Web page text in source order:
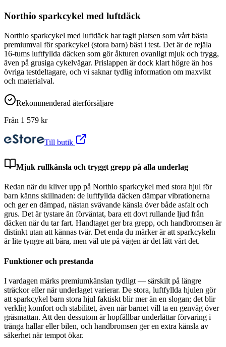
Northio sparkcykel med luftdäck
Northio sparkcykel med luftdäck har tagit platsen som vårt bästa
premiumval för sparkcykel (stora barn) bäst i test. Det är de rejäla
16-tums luftfyllda däcken som gör åkturen ovanligt mjuk och trygg,
även på grusiga cykelvägar. Prislappen är dock klart högre än hos
övriga testdeltagare, och vi saknar tydlig information om maxvikt
och materialval.
Rekommenderad återförsäljare
Från 1 579 kr
Till butik
Mjuk rullkänsla och tryggt grepp på alla underlag
Redan när du kliver upp på Northio sparkcykel med stora hjul för
barn känns skillnaden: de luftfyllda däcken dämpar vibrationerna
och ger en dämpad, nästan svävande känsla över både asfalt och
grus. Det är tystare än förväntat, bara ett dovt rullande ljud från
däcken när du tar fart. Handtaget ger bra grepp, och handbromsen är
distinkt utan att kännas tvär. Det enda du märker är att sparkcykeln
är lite tyngre att bära, men väl ute på vägen är det lätt värt det.
Funktioner och prestanda
I vardagen märks premiumkänslan tydligt — särskilt på längre
sträckor eller när underlaget varierar. De stora, luftfyllda hjulen gör
att sparkcykel barn stora hjul faktiskt blir mer än en slogan; det blir
verklig komfort och stabilitet, även när barnet vill ta en genväg över
gräsmattan. Att den dessutom är hopfällbar underlättar förvaring i
trånga hallar eller bilen, och handbromsen ger en extra känsla av
säkerhet när tempot ökar.